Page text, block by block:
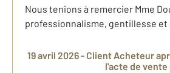
Nous tenions à remercier Mme
professionnalisme, gentillesse
19 avril 2026 - Client Acheteur
l'acte de vente